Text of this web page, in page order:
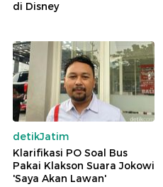
di Disney
detikJatim
Klarifikasi PO Soal Bus
Pakai Klakson Suara Jokowi
'Saya Akan Lawan'